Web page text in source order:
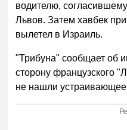
водителю,
Львов. Затем хавбек
вылетел в Израиль.
"Трибуна" сообщает об
сторону французского
не нашли